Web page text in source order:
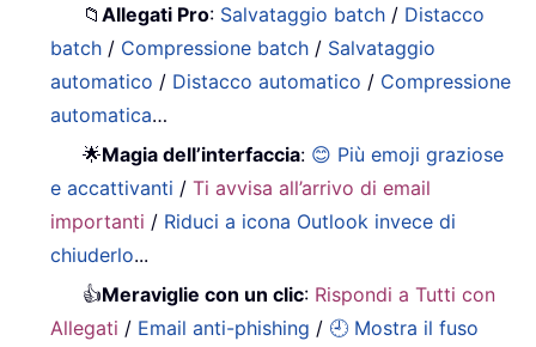
📁Allegati Pro: Salvataggio batch / Distacco
batch / Compressione batch / Salvataggio
automatico / Distacco automatico / Compressione
automatica…
🌟Magia dell’interfaccia: 😊 Più emoji graziose
e accattivanti /Ti avvisa all’arrivo di email
importanti / Riduci a icona Outlook invece di
chiuderlo...
👍Meraviglie con un clic: Rispondi a Tutti con
Allegati / Email anti-phishing / 🕘 Mostra il fuso